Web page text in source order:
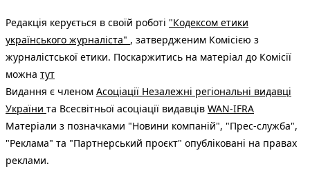
Редакція керується в своїй роботі "Кодексом етики
українського журналіста" , затвердженим Комісією з
журналістської етики. Поскаржитись на матеріал до Комісії
можна тут
Видання є членом Асоціації Незалежні регіональні видавці
України та Всесвітньої асоціації видавців WAN-IFRA
Матеріали з позначками "Новини компаній", "Прес-служба",
"Реклама" та "Партнерський проєкт" опубліковані на правах
реклами.